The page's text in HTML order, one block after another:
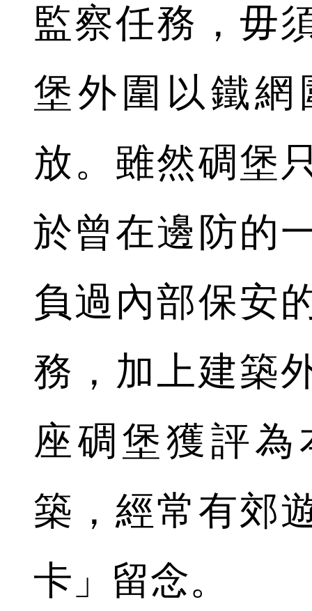
監察任務，毋
堡外圍以鐵
放。雖然碉堡
於曾在邊防的
負過內部保安
務，加上建築
座碉堡獲評
築，經常有郊
卡」留念。